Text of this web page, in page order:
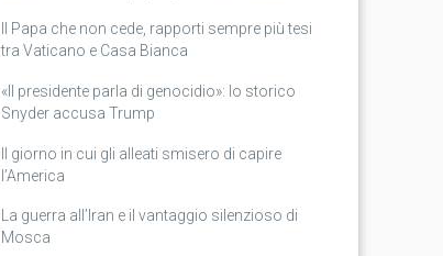
Il Papa che non cede, rapporti sempre più tesi
tra Vaticano e Casa Bianca
«Il presidente parla di genocidio»: lo storico
Snyder accusa Trump
Il giorno in cui gli alleati smisero di capire
l’America
La guerra all’Iran e il vantaggio silenzioso di
Mosca